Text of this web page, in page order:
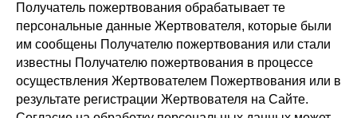
Получатель пожертвования обрабатывает те
персональные данные Жертвователя, которые были
им сообщены Получателю пожертвования или стали
известны Получателю пожертвования в процессе
осуществления Жертвователем Пожертвования или в
результате регистрации Жертвователя на Сайте.